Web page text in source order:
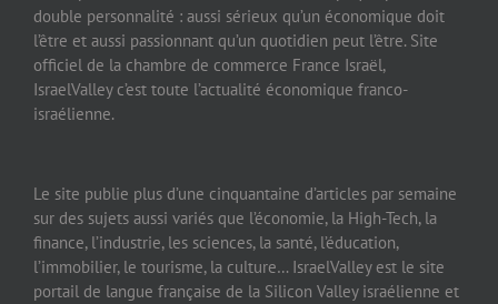
double personnalité : aussi sérieux qu’un économique doit
l’être et aussi passionnant qu’un quotidien peut l’être. Site
officiel de la chambre de commerce France Israël,
IsraelValley c’est toute l’actualité économique franco-
israélienne.
Le site publie plus d’une cinquantaine d’articles par semaine
sur des sujets aussi variés que l’économie, la High-Tech, la
finance, l’industrie, les sciences, la santé, l’éducation,
l’immobilier, le tourisme, la culture… IsraelValley est le site
portail de langue française de la Silicon Valley israélienne et